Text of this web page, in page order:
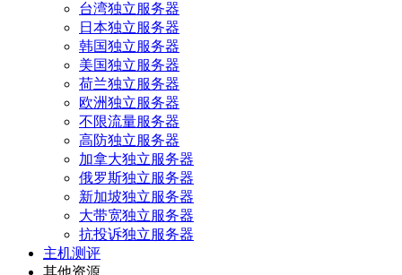
台湾独立服务器
日本独立服务器
韩国独立服务器
美国独立服务器
荷兰独立服务器
欧洲独立服务器
不限流量服务器
高防独立服务器
加拿大独立服务器
俄罗斯独立服务器
新加坡独立服务器
大带宽独立服务器
抗投诉独立服务器
主机测评
其他资源